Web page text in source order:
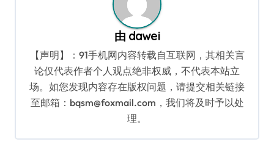
由 dawei
【声明】：91手机网内容转载自互联网，其相关言
论仅代表作者个人观点绝非权威，不代表本站立
场。如您发现内容存在版权问题，请提交相关链接
至邮箱：bqsm@foxmail.com，我们将及时予以处
理。